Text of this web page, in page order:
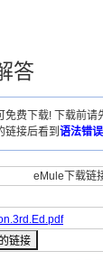
答
免费下载! 下载前
链接后看到 语法错误
eMule下载链